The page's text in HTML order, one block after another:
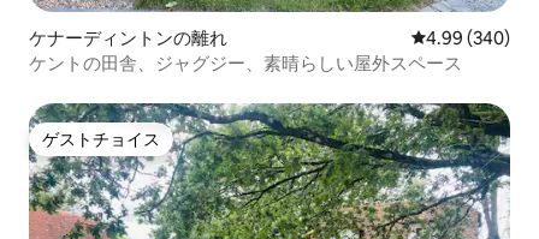
ケナーディントンの離れ レビュー340
4.99 (340)
ケントの田舎、ジャグジー、素晴らしい屋外スペース
ゲストチョイス
ゲストチョイス